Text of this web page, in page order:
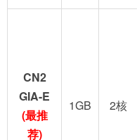
CN2
GIA-E
(最推
荐)
1GB 2核